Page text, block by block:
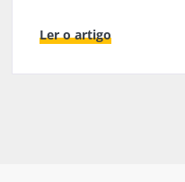
Ler o artigo